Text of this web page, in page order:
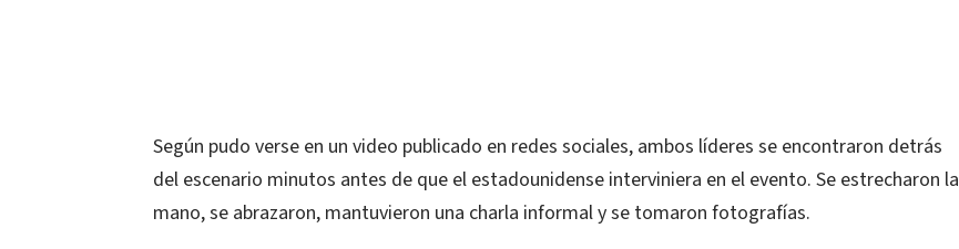
Según pudo verse en un video publicado en redes sociales, ambos líderes se encontraron detrás
del escenario minutos antes de que el estadounidense interviniera en el evento. Se estrecharon la
mano, se abrazaron, mantuvieron una charla informal y se tomaron fotografías.